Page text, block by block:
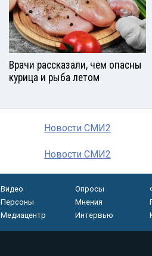
Врачи рассказали, чем опасны
курица и рыба летом
Новости СМИ2
Новости СМИ2
Видео Опросы
Персоны
Мнения
Медиацентр
Интервью